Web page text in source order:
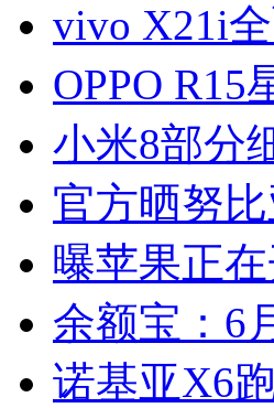
vivo X21i
OPPO
小米8部分
官方晒努
曝苹果正
余额宝：6
诺基亚X6